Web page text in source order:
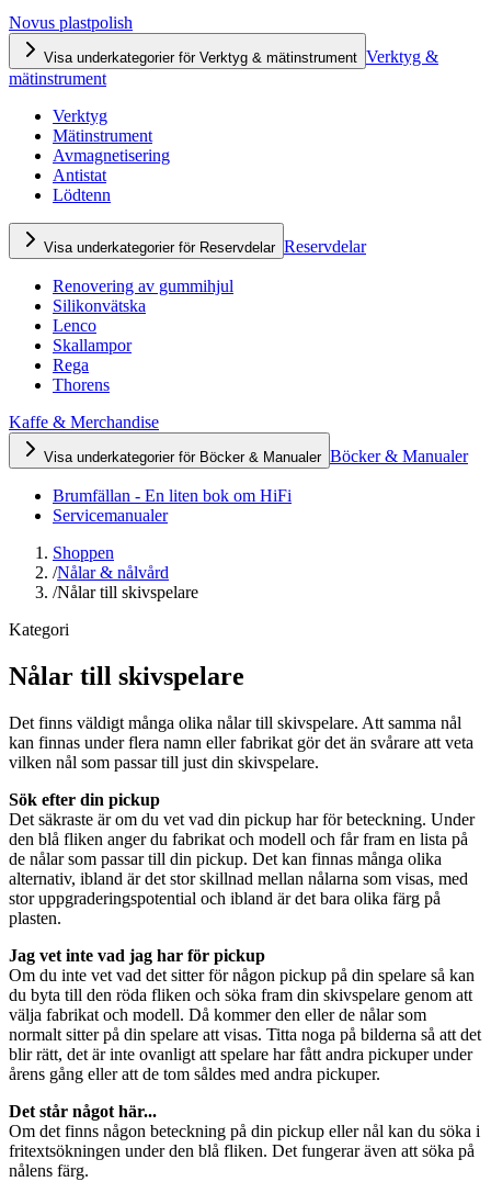
Novus plastpolish
Visa underkategorier för Verktyg & mätinstrument Verktyg &
mätinstrument
Verktyg
Mätinstrument
Avmagnetisering
Antistat
Lödtenn
Visa underkategorier för Reservdelar Reservdelar
Renovering av gummihjul
Silikonvätska
Lenco
Skallampor
Rega
Thorens
Kaffe & Merchandise
Visa underkategorier för Böcker & Manualer Böcker & Manualer
Brumfällan - En liten bok om HiFi
Servicemanualer
Shoppen
/Nålar & nålvård
/Nålar till skivspelare
Kategori
Nålar till skivspelare
Det finns väldigt många olika nålar till skivspelare. Att samma nål
kan finnas under flera namn eller fabrikat gör det än svårare att veta
vilken nål som passar till just din skivspelare.
Sök efter din pickup
Det säkraste är om du vet vad din pickup har för beteckning. Under
den blå fliken anger du fabrikat och modell och får fram en lista på
de nålar som passar till din pickup. Det kan finnas många olika
alternativ, ibland är det stor skillnad mellan nålarna som visas, med
stor uppgraderingspotential och ibland är det bara olika färg på
plasten.
Jag vet inte vad jag har för pickup
Om du inte vet vad det sitter för någon pickup på din spelare så kan
du byta till den röda fliken och söka fram din skivspelare genom att
välja fabrikat och modell. Då kommer den eller de nålar som
normalt sitter på din spelare att visas. Titta noga på bilderna så att det
blir rätt, det är inte ovanligt att spelare har fått andra pickuper under
årens gång eller att de tom såldes med andra pickuper.
Det står något här...
Om det finns någon beteckning på din pickup eller nål kan du söka i
fritextsökningen under den blå fliken. Det fungerar även att söka på
nålens färg.